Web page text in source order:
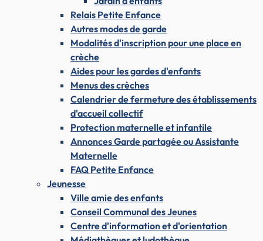
Relais Petite Enfance
Autres modes de garde
Modalités d'inscription pour une place en
crèche
Aides pour les gardes d'enfants
Menus des crèches
Calendrier de fermeture des établissements
d'accueil collectif
Protection maternelle et infantile
Annonces Garde partagée ou Assistante
Maternelle
FAQ Petite Enfance
Jeunesse
Ville amie des enfants
Conseil Communal des Jeunes
Centre d'information et d'orientation